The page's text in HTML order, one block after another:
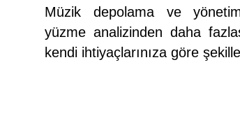
Müzik depolama ve
yüzme analizinden daha
kendi ihtiyaçlarınıza göre